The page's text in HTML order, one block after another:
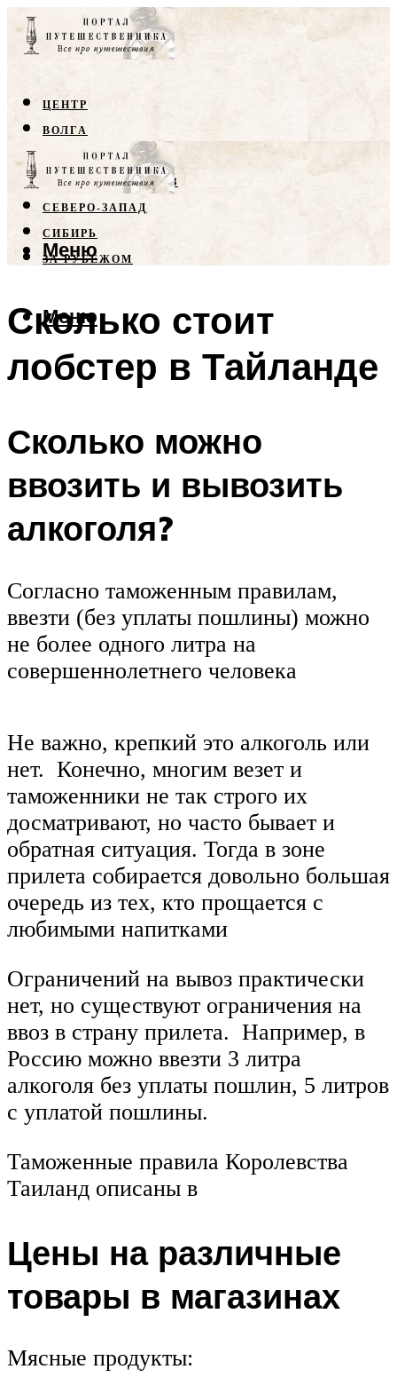
ЦЕНТР
ВОЛГА
КРЫМ
СЕВЕРНЫЙ КАВКАЗ
СЕВЕРО-ЗАПАД
СИБИРЬ
ЗА РУБЕЖОМ
Меню
Меню
Сколько стоит
лобстер в Тайланде
Сколько можно
ввозить и вывозить
алкоголя?
Согласно таможенным правилам,
ввезти (без уплаты пошлины) можно
не более одного литра на
совершеннолетнего человека
Не важно, крепкий это алкоголь или
нет. Конечно, многим везет и
таможенники не так строго их
досматривают, но часто бывает и
обратная ситуация. Тогда в зоне
прилета собирается довольно большая
очередь из тех, кто прощается с
любимыми напитками
Ограничений на вывоз практически
нет, но существуют ограничения на
ввоз в страну прилета. Например, в
Россию можно ввезти 3 литра
алкоголя без уплаты пошлин, 5 литров
с уплатой пошлины.
Таможенные правила Королевства
Таиланд описаны в
Цены на различные
товары в магазинах
Мясные продукты: